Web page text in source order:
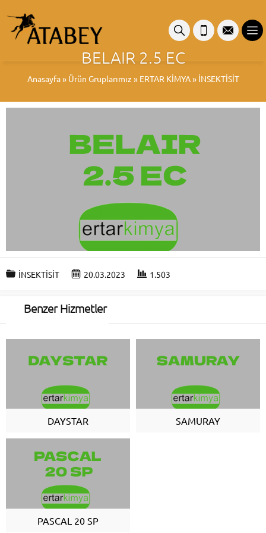
BELAIR 2.5 EC
Anasayfa» Ürün Gruplarımız » ERTAR KİMYA» İNSEKTİSİT
İNSEKTİSİT 20.03.2023 1.503
Benzer Hizmetler
DAYSTAR SAMURAY
PASCAL 20 SP